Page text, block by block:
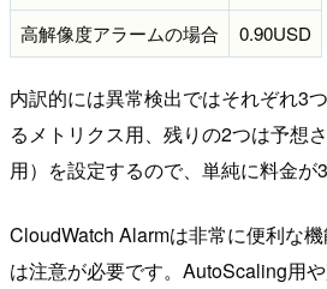
高解像度アラームの場合
0.90USD
内訳的には異常検出ではそれぞれ3
るメトリクス用、残りの2つは予想
用）を設定するので、単純に料金が3
CloudWatch Alarmは非常に便利な
は注意が必要です。AutoScaling用